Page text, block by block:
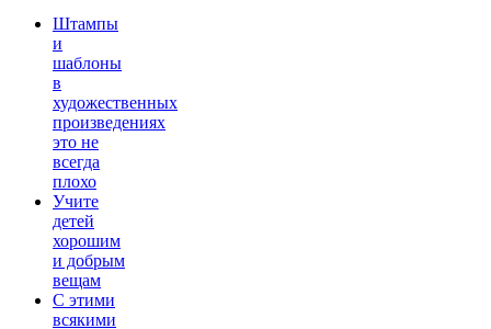
Штампы
и
шаблоны
в
художественных
произведениях
это не
всегда
плохо
Учите
детей
хорошим
и добрым
вещам
С этими
всякими